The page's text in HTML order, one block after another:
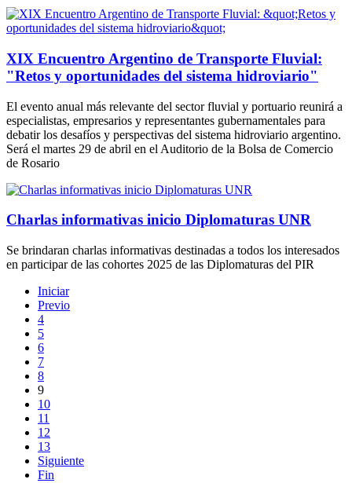
XIX Encuentro Argentino de Transporte Fluvial:
"Retos y oportunidades del sistema hidroviario"
El evento anual más relevante del sector fluvial y portuario reunirá a
especialistas, empresarios y representantes gubernamentales para
debatir los desafíos y perspectivas del sistema hidroviario argentino.
Será el martes 29 de abril en el Auditorio de la Bolsa de Comercio
de Rosario
Charlas informativas inicio Diplomaturas UNR
Se brindaran charlas informativas destinadas a todos los interesados
en participar de las cohortes 2025 de las Diplomaturas del PIR
Iniciar
Previo
4
5
6
7
8
9
10
11
12
13
Siguiente
Fin